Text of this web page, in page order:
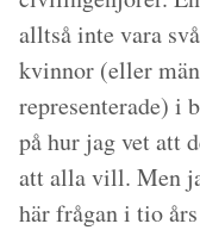
alltså inte vara
kvinnor (eller
representerade) i
på hur jag vet att
att alla vill. Men
här frågan i tio